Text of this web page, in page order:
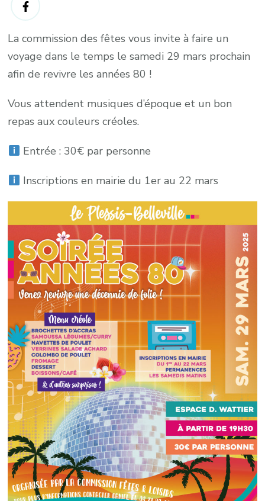
La commission des fêtes vous invite à faire un
voyage dans le temps le samedi 29 mars prochain
afin de revivre les années 80 !
Vous attendent musiques d’époque et un bon
repas aux couleurs créoles.
Entrée : 30€ par personne
Inscriptions en mairie du 1er au 22 mars